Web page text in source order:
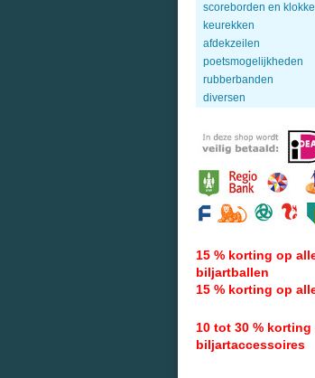
scoreborden en
keurekken
afdekzeilen
poetsmogelijkheden
rubberbanden
diversen
15 % korting op
biljartballen
15 % korting op
10 tot 30 % korting
biljartaccessoires